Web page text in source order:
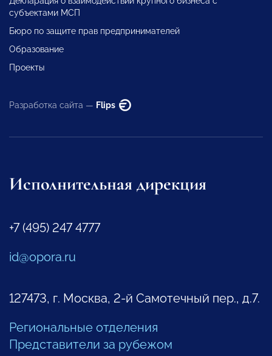
субъектами МСП
Бюро по защите прав предпринимателей
Образование
Проекты
Разработка сайта — Flips
Исполнительная дирекция
+7 (495) 247 4777
id@opora.ru
127473, г. Москва, 2-й Самотечный пер., д.7.
Региональные отделения
Представители за рубежом